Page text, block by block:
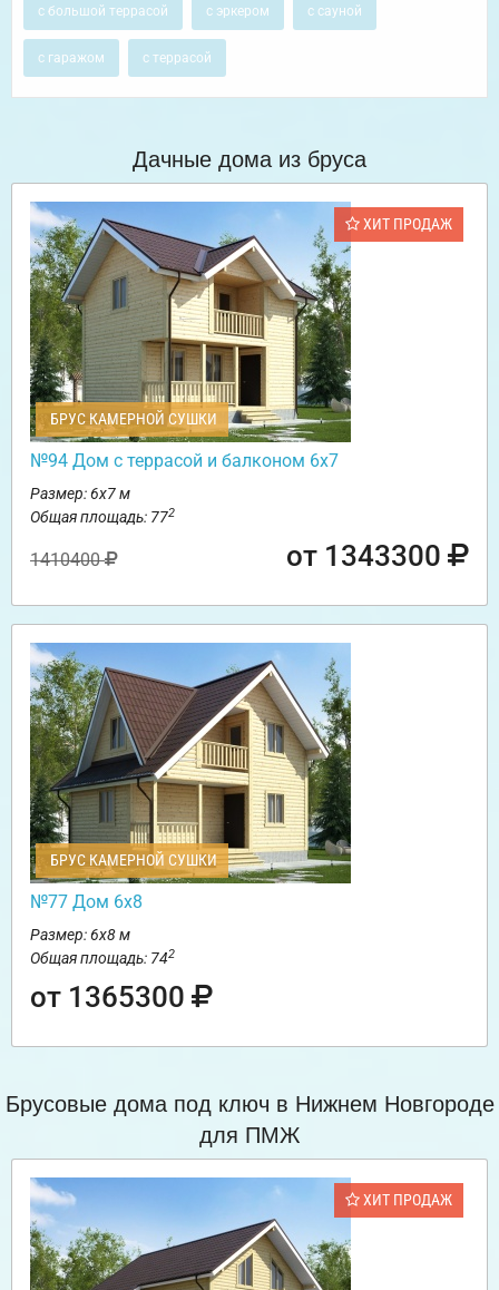
с большой террасой с эркером с сауной
с гаражом с террасой
Дачные дома из бруса
ХИТ ПРОДАЖ
БРУС КАМЕРНОЙ СУШКИ
№94 Дом с террасой и балконом 6х7
Размер: 6х7 м
Общая площадь: 772
1410400 от 1343300
БРУС КАМЕРНОЙ СУШКИ
№77 Дом 6х8
Размер: 6х8 м
Общая площадь: 742
от 1365300
Брусовые дома под ключ в Нижнем Новгороде
для ПМЖ
ХИТ ПРОДАЖ